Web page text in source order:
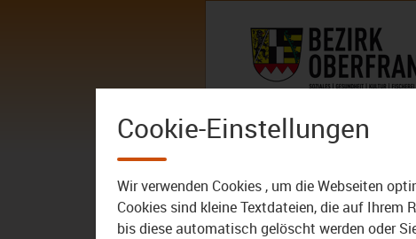
Cookie-Einstellungen
Wir verwenden Cookies , um die Webseiten
Cookies sind kleine Textdateien, die auf Ihrem
bis diese automatisch gelöscht werden oder